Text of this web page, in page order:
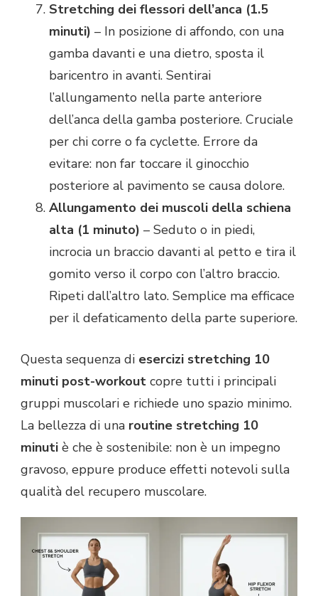
Stretching dei flessori dell’anca (1.5
minuti) – In posizione di affondo, con una
gamba davanti e una dietro, sposta il
baricentro in avanti. Sentirai
l’allungamento nella parte anteriore
dell’anca della gamba posteriore. Cruciale
per chi corre o fa cyclette. Errore da
evitare: non far toccare il ginocchio
posteriore al pavimento se causa dolore.
Allungamento dei muscoli della schiena
alta (1 minuto) – Seduto o in piedi,
incrocia un braccio davanti al petto e tira il
gomito verso il corpo con l’altro braccio.
Ripeti dall’altro lato. Semplice ma efficace
per il defaticamento della parte superiore.
Questa sequenza di esercizi stretching 10
minuti post-workout copre tutti i principali
gruppi muscolari e richiede uno spazio minimo.
La bellezza di una routine stretching 10
minuti è che è sostenibile: non è un impegno
gravoso, eppure produce effetti notevoli sulla
qualità del recupero muscolare.